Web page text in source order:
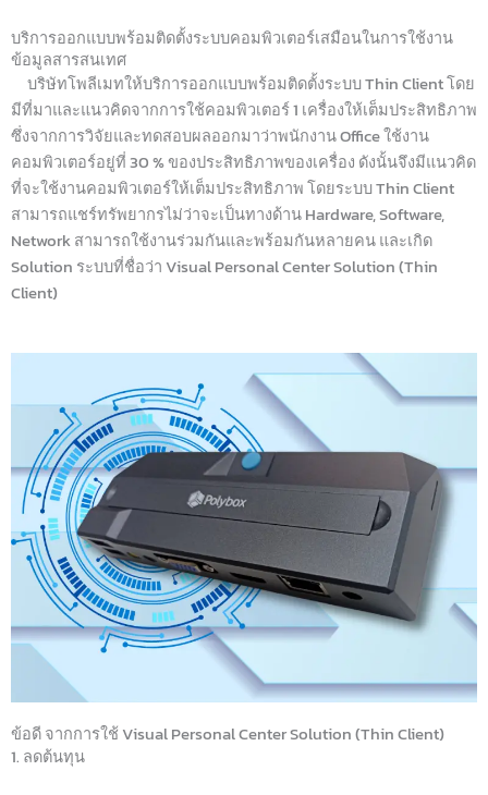
บริการออกแบบพร้อมติดตั้งระบบคอมพิวเตอร์เสมือนในการใช้งาน
ข้อมูลสารสนเทศ
บริษัทโพลีเมทให้บริการออกแบบพร้อมติดตั้งระบบ Thin Client โดย
มีที่มาและแนวคิดจากการใช้คอมพิวเตอร์ 1 เครื่องให้เต็มประสิทธิภาพ
ซึ่งจากการวิจัยและทดสอบผลออกมาว่าพนักงาน Office ใช้งาน
คอมพิวเตอร์อยู่ที่ 30 % ของประสิทธิภาพของเครื่อง ดังนั้นจึงมีแนวคิด
ที่จะใช้งานคอมพิวเตอร์ให้เต็มประสิทธิภาพ โดยระบบ Thin Client
สามารถแชร์ทรัพยากรไม่ว่าจะเป็นทางด้าน Hardware, Software,
Network สามารถใช้งานร่วมกันและพร้อมกันหลายคน และเกิด
Solution ระบบที่ชื่อว่า Visual Personal Center Solution (Thin
Client)
ข้อดี จากการใช้ Visual Personal Center Solution (Thin Client)
1. ลดต้นทุน